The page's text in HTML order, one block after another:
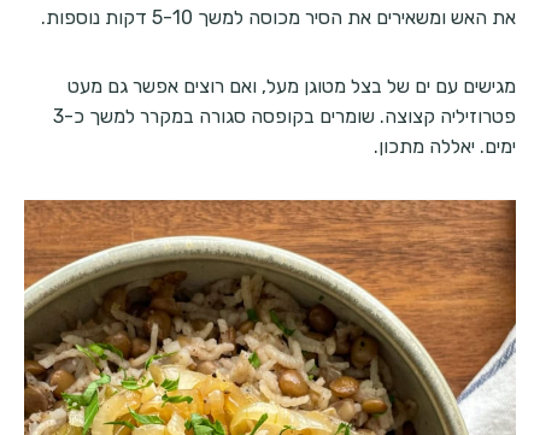
את האש ומשאירים את הסיר מכוסה למשך 5-10 דקות נוספות.
מגישים עם ים של בצל מטוגן מעל, ואם רוצים אפשר גם מעט
פטרוזיליה קצוצה. שומרים בקופסה סגורה במקרר למשך כ-3
ימים. יאללה מתכון.